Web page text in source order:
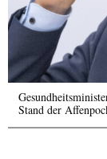
Stand der